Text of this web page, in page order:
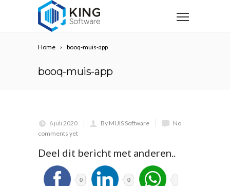
Home booq-muis-app
booq-muis-app
6 juli 2020 By MUIS Software
No
comments yet
Deel dit bericht met anderen..
0 0